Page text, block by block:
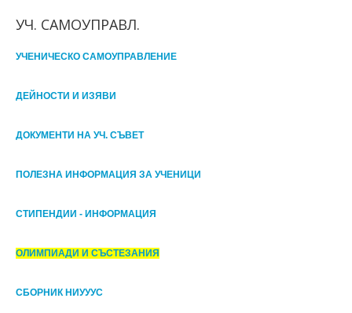
УЧ. САМОУПРАВЛ.
УЧЕНИЧЕСКО САМОУПРАВЛЕНИЕ
ДЕЙНОСТИ И ИЗЯВИ
ДОКУМЕНТИ НА УЧ. СЪВЕТ
ПОЛЕЗНА ИНФОРМАЦИЯ ЗА УЧЕНИЦИ
СТИПЕНДИИ - ИНФОРМАЦИЯ
ОЛИМПИАДИ И СЪСТЕЗАНИЯ
СБОРНИК НИУУУС